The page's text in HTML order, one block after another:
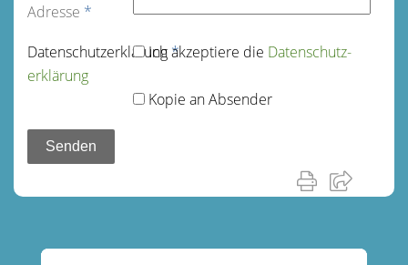
Adresse *
Datenschutz­erklärung*
Ich akzeptiere die Datenschutz­
erklärung
Kopie an Absender